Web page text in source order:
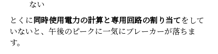
ない
とくに 同時使用電力の計算と専用回路の割り当てをして
いないと、午後のピークに一気にブレーカーが落ちま
す。